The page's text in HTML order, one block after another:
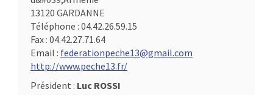
13120 GARDANNE
Téléphone : 04.42.26.59.15
Fax : 04.42.27.71.64
Email : federationpeche13@gmail.com
http://www.peche13.fr/
Président : Luc ROSSI